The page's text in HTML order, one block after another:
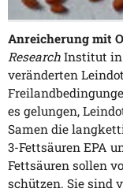
Anreicherung mit
Research Institut in
veränderten
es gelungen,
Samen die
3-Fettsäuren EPA
Fettsäuren sollen
schützen. Sie sind